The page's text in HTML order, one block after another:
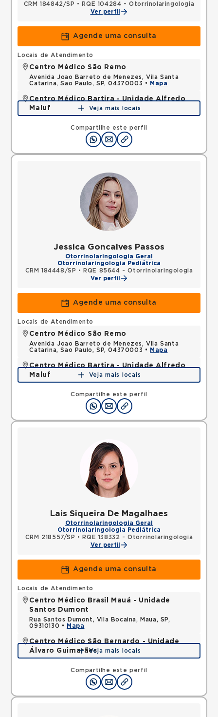
CRM 184842/SP •
RQE 104284 - Otorrinolaringologia
Ver perfil
Agende uma consulta
Compartilhe este perfil
Locais de Atendimento
Centro Médico São Remo
Avenida Joao Barreto de Menezes, Vila Santa
Catarina, Sao Paulo, SP, 04370003 •
Mapa
Centro Médico Bartira - Unidade Alfredo
Maluf
Avenida Alfredo Maluf, Jardim Santo Antonio,
Santo Andre, SP, 09240410 •
Mapa
Veja mais locais
Jessica Goncalves Passos
Otorrinolaringologia Geral
Otorrinolaringologia Pediátrica
CRM 184448/SP •
RQE 85644 - Otorrinolaringologia
Ver perfil
Agende uma consulta
Compartilhe este perfil
Locais de Atendimento
Centro Médico São Remo
Avenida Joao Barreto de Menezes, Vila Santa
Catarina, Sao Paulo, SP, 04370003 •
Mapa
Centro Médico Bartira - Unidade Alfredo
Maluf
Avenida Alfredo Maluf, Jardim Santo Antonio,
Santo Andre, SP, 09240410 •
Mapa
Veja mais locais
Lais Siqueira De Magalhaes
Otorrinolaringologia Geral
Otorrinolaringologia Pediátrica
CRM 218557/SP •
RQE 138332 - Otorrinolaringologia
Ver perfil
Agende uma consulta
Compartilhe este perfil
Locais de Atendimento
Centro Médico Brasil Mauá - Unidade
Santos Dumont
Rua Santos Dumont, Vila Bocaina, Maua, SP,
09310130 •
Mapa
Centro Médico São Bernardo - Unidade
Álvaro Guimarães
Avenida Alvaro Guimaraes, Assuncao, Sao Bernardo
do Campo, SP, 09810010 •
Mapa
Veja mais locais